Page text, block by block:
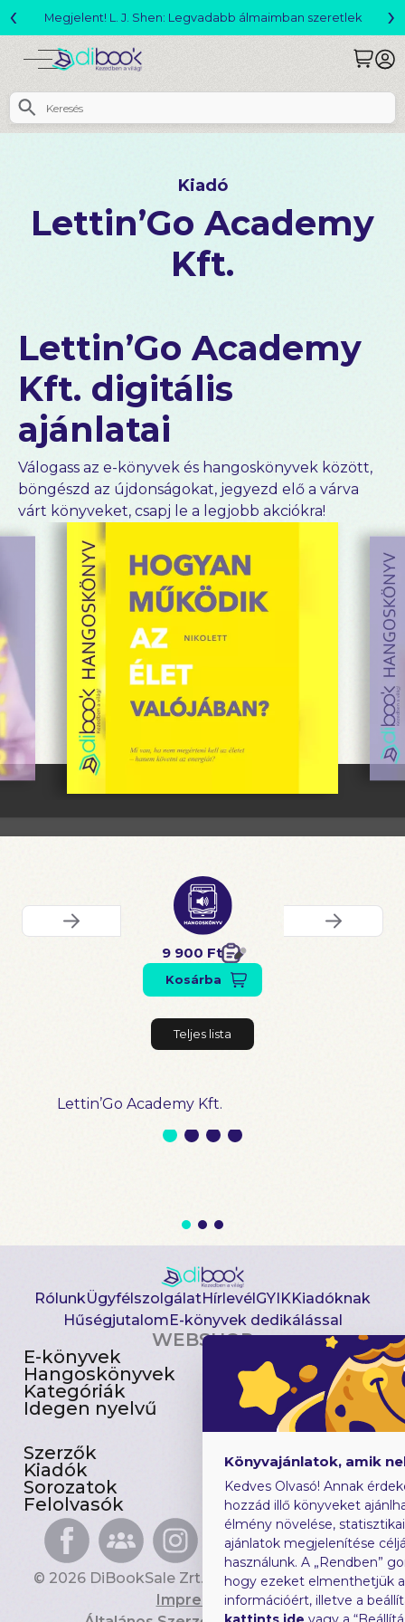
Változó világ akció!
‹ ›
Kiadó
Lettin’Go Academy
Kft.
Lettin’Go Academy
Kft. digitális
ajánlatai
Válogass az e-könyvek és hangoskönyvek között,
böngészd az újdonságokat, jegyezd elő a várva
várt könyveket, csapj le a legjobb akciókra!
9 900 Ft
Kosárba
Teljes lista
Lettin’Go Academy Kft.
RólunkÜgyfélszolgálatHírlevél GYIKKiadóknak
Hűségjutalom E-könyvek dedikálással
WEBSHOP
E-könyvek
Hangoskönyvek
Kategóriák
Idegen nyelvű
Csomagajánlatok
Akciósak
Előjegyezhetők
Újdonságok
Szerzők
Kiadók
Sorozatok
Felolvasók
Gyerekkönyvek
Heti toplista
Ajándékutalvány
Blog
© 2026 DiBookSale Zrt. Minden jog fenntartva.
Impresszum
Könyvajánlatok, amik
Kedves Olvasó! Annak
hozzád illő könyveket
élmény növelése,
ajánlatok megjelenítése
használunk. A „Rendben”
hogy ezeket elmenthetjük
információért, illetve a